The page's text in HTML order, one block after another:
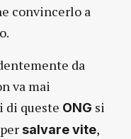
convincerlo a
da
va mai
di queste ONG si
salvare vite,